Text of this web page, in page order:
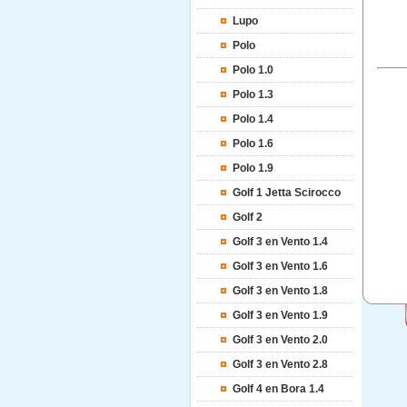
Lupo
Polo
Polo 1.0
Polo 1.3
Polo 1.4
Polo 1.6
Polo 1.9
Golf 1 Jetta Scirocco
Golf 2
Golf 3 en Vento 1.4
Golf 3 en Vento 1.6
Golf 3 en Vento 1.8
Golf 3 en Vento 1.9
Golf 3 en Vento 2.0
Golf 3 en Vento 2.8
Golf 4 en Bora 1.4